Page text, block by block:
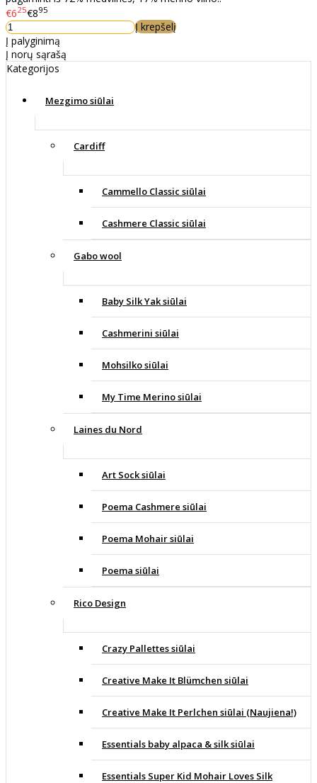
€625€895
Į krepšelį
Į palyginimą
Į norų sąrašą
Kategorijos
Mezgimo siūlai
Cardiff
Cammello Classic siūlai
Cashmere Classic siūlai
Gabo wool
Baby Silk Yak siūlai
Cashmerini siūlai
Mohsilko siūlai
My Time Merino siūlai
Laines du Nord
Art Sock siūlai
Poema Cashmere siūlai
Poema Mohair siūlai
Poema siūlai
Rico Design
Crazy Pallettes siūlai
Creative Make It Blümchen siūlai
Creative Make It Perlchen siūlai (Naujiena!)
Essentials baby alpaca & silk siūlai
Essentials Super Kid Mohair Loves Silk